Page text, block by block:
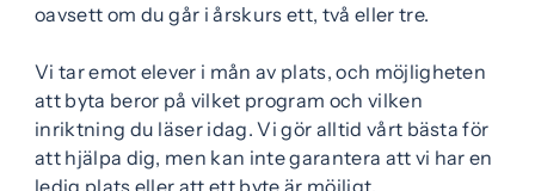
oavsett om du går i årskurs ett, två eller tre.
Vi tar emot elever i mån av plats, och möjligheten
att byta beror på vilket program och vilken
inriktning du läser idag. Vi gör alltid vårt bästa för
att hjälpa dig, men kan inte garantera att vi har en
ledig plats eller att ett byte är möjligt.